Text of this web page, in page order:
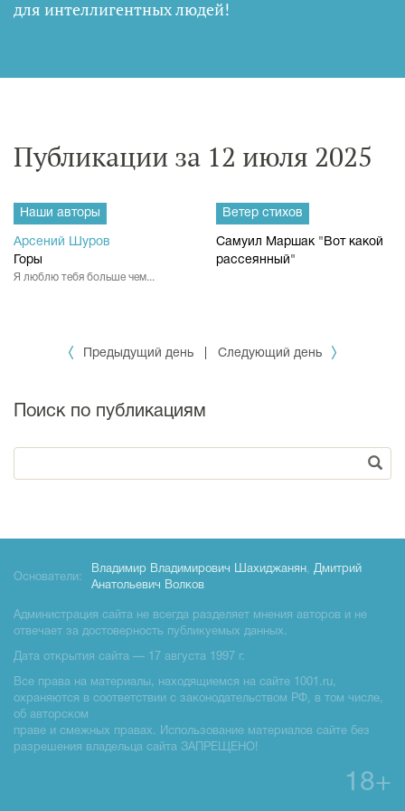
для интеллигентных людей!
Публикации за 12 июля 2025
Наши авторы
Арсений Шуров
Горы
Я люблю тебя больше чем...
Ветер стихов
Самуил Маршак "Вот какой
рассеянный"
Предыдущий день Следующий день
Поиск по публикациям
Основатели:
Владимир Владимирович Шахиджанян, Дмитрий
Анатольевич Волков
Администрация сайта не всегда разделяет мнения авторов и не
отвечает за достоверность публикуемых данных.
Дата открытия сайта — 17 августа 1997 г.
Все права на материалы, находящиемся на сайте 1001.ru,
охраняются в соответствии с законодательством РФ, в том числе,
об авторском
праве и смежных правах. Использование материалов сайте без
разрешения владельца сайта ЗАПРЕЩЕНО!
18+